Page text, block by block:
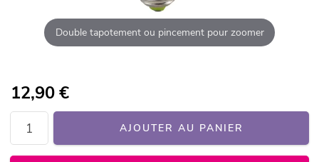
Double tapotement ou pincement pour zoomer
12,90€
AJOUTER AU PANIER